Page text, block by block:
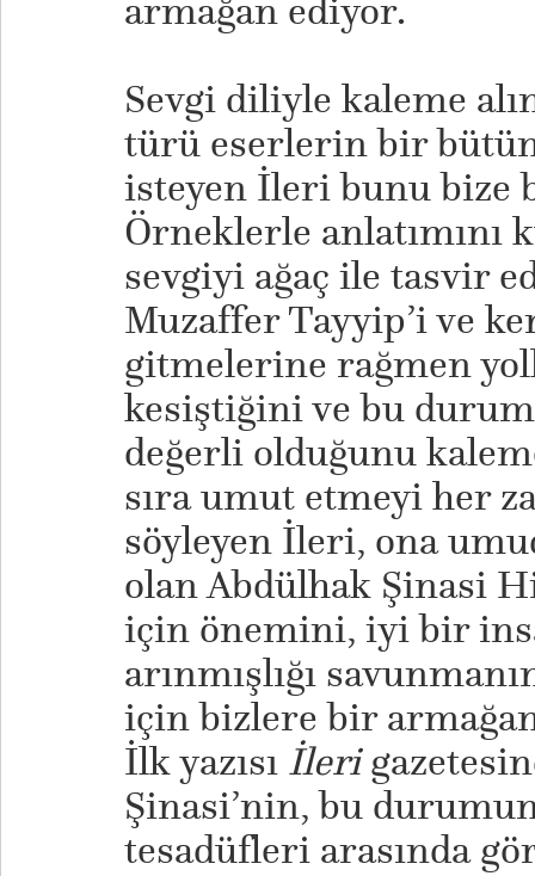
armağan ediyor.
Sevgi diliyle kaleme
türü eserlerin bir
isteyen İleri bunu bize
Örneklerle anlatımını
sevgiyi ağaç ile tasvir
Muzaffer Tayyip’i ve
gitmelerine rağmen
kesiştiğini ve bu
değerli olduğunu
sıra umut etmeyi her
söyleyen İleri, ona
olan Abdülhak Şinasi
için önemini, iyi bir
arınmışlığı
için bizlere bir
İlk yazısı İleri
Şinasi’nin, bu
tesadüfleri arasında